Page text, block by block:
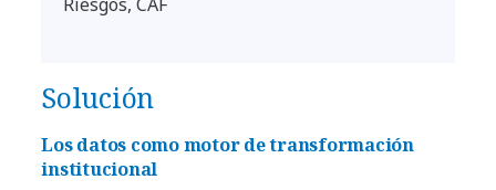
Solución
Los datos como motor de transformación
institucional